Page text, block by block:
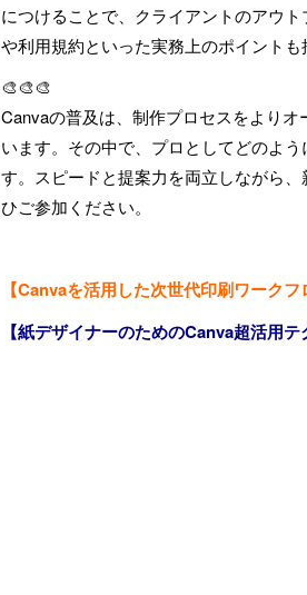
につけることで、クライアントのアウ
や利用規約といった実務上のポイント
🎨🎨🎨
Canvaの普及は、制作プロセスをより
います。その中で、プロとしてどのよ
す。スピードと提案力を両立しながら
ひご参加ください。
【Canvaを活用した次世代印刷ワーク
【紙デザイナーのためのCanva超活用